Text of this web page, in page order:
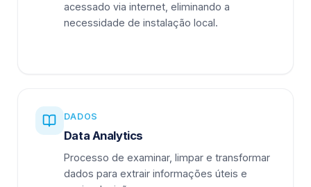
acessado via internet, eliminando a
necessidade de instalação local.
DADOS
Data Analytics
Processo de examinar, limpar e transformar
dados para extrair informações úteis e